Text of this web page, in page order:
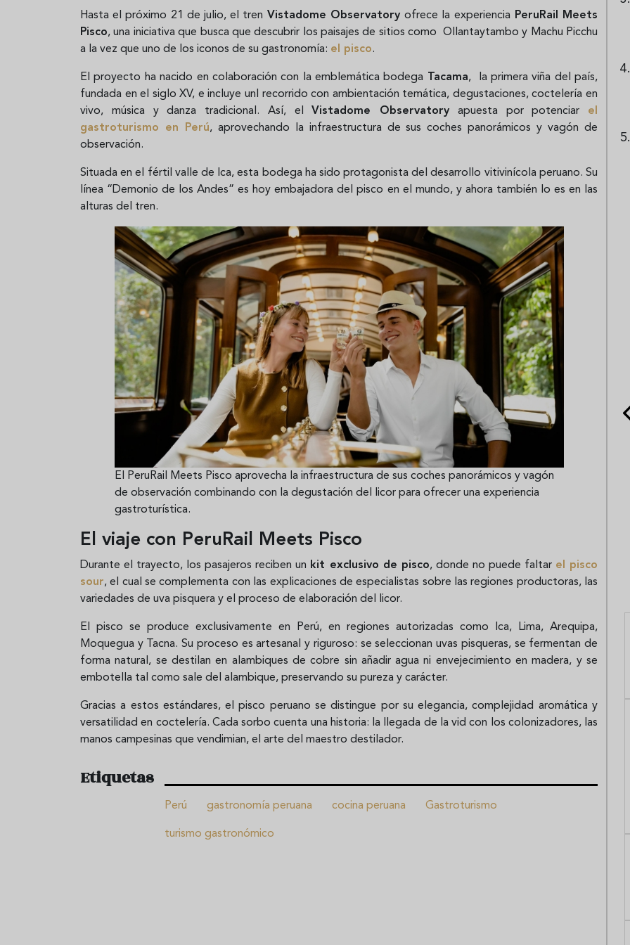
Hasta el próximo 21 de julio, el tren Vistadome Observatoryofrece la experienciaPeruRail Meets
Pisco, una iniciativa que busca que descubrir los paisajes de sitios como Ollantaytambo y Machu Picchu
a la vez que uno de los iconos de su gastronomía: el pisco.
El proyecto ha nacido en colaboración con la emblemática bodega Tacama, la primera viña del país,
fundada en el siglo XV, e incluye unl recorrido con ambientación temática, degustaciones, coctelería en
vivo, música y danza tradicional. Así, elVistadome Observatory apuesta por potenciar el
gastroturismo en Perú, aprovechando la infraestructura de sus coches panorámicos y vagón de
observación.
Situada en el fértil valle de Ica, esta bodega ha sido protagonista del desarrollo vitivinícola peruano. Su
línea “Demonio de los Andes” es hoy embajadora del pisco en el mundo, y ahora también lo es en las
alturas del tren.
El PeruRail Meets Pisco aprovecha la infraestructura de sus coches panorámicos y vagón
de observación combinando con la degustación del licor para ofrecer una experiencia
gastroturística.
El viaje con PeruRail Meets Pisco
Durante el trayecto, los pasajeros reciben un kit exclusivo de pisco, donde no puede faltar el pisco
sour, el cual se complementa con las explicaciones de especialistas sobre las regiones productoras, las
variedades de uva pisquera y el proceso de elaboración del licor.
El pisco se produce exclusivamente en Perú, en regiones autorizadas como Ica, Lima, Arequipa,
Moquegua y Tacna. Su proceso es artesanal y riguroso: se seleccionan uvas pisqueras, se fermentan de
forma natural, se destilan en alambiques de cobre sin añadir agua ni envejecimiento en madera, y se
embotella tal como sale del alambique, preservando su pureza y carácter.
Gracias a estos estándares, el pisco peruano se distingue por su elegancia, complejidad aromática y
versatilidad en coctelería. Cada sorbo cuenta una historia: la llegada de la vid con los colonizadores, las
manos campesinas que vendimian, el arte del maestro destilador.
Etiquetas
Perú gastronomía peruana cocina peruana Gastroturismo
turismo gastronómico